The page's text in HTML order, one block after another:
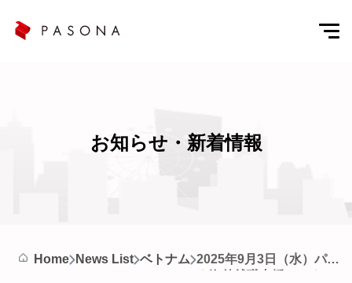
お知らせ・新着情報
Home News List ベトナム 2025年9月3日（水）パソ